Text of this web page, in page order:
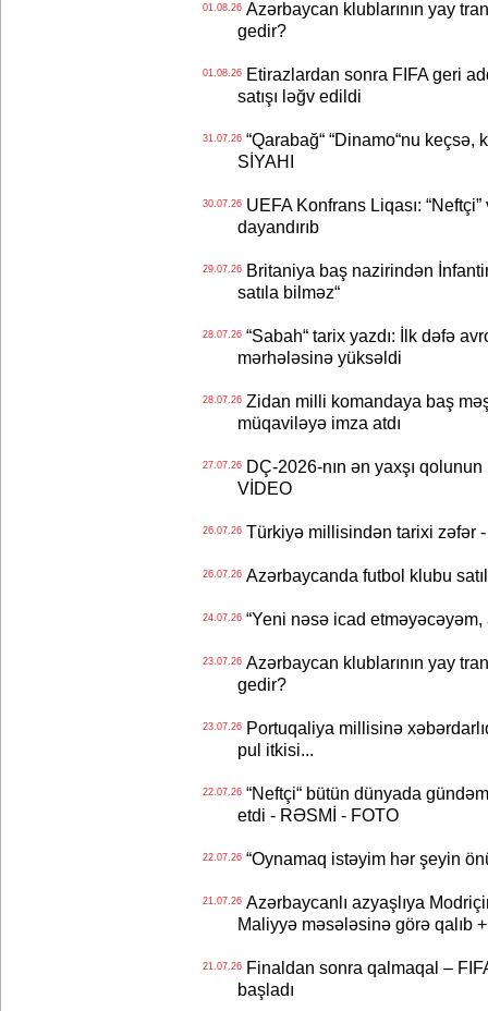
01.08.26Azərbaycan klublarının yay
gedir?
01.08.26Etirazlardan sonra FIFA geri
satışı ləğv edildi
31.07.26“Qarabağ“ “Dinamo“nu keçsə,
SİYAHI
30.07.26UEFA Konfrans Liqası: “Neftçi”
dayandırıb
29.07.26Britaniya baş nazirindən
satıla bilməz“
28.07.26“Sabah“ tarix yazdı: İlk dəfə
mərhələsinə yüksəldi
28.07.26Zidan milli komandaya baş
müqaviləyə imza atdı
27.07.26DÇ-2026-nın ən yaxşı
VİDEO
26.07.26Türkiyə millisindən tarixi zəfər
26.07.26Azərbaycanda futbol klubu
24.07.26“Yeni nəsə icad etməyəcəyəm,
23.07.26Azərbaycan klublarının yay
gedir?
23.07.26Portuqaliya millisinə
pul itkisi...
22.07.26“Neftçi“ bütün dünyada
etdi - RƏSMİ - FOTO
22.07.26“Oynamaq istəyim hər şeyin
21.07.26Azərbaycanlı azyaşlıya
Maliyyə məsələsinə görə qalıb
21.07.26Finaldan sonra qalmaqal –
başladı